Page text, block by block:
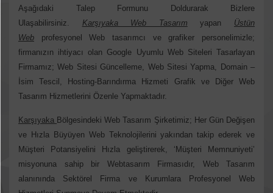
Aşağıdaki Talep Formunu Doldurarak Bizlere
Ulaşabilirsiniz. Karşıyaka Web Tasarım yapan Üstün
Web profesyonel Web tasarımcı ve grafiker personelimizle;
firmanızın ihtiyacı olan Google Uyumlu Web Siteleri Tasarlayan
Firmamız; Web Sitesi Güncelleme, Web Sitesi Yapma, Domain –
İsim Tescil, Hosting-Barındırma Hizmeti Grafik ve Diğer Web
Tasarım Hizmetlerini Özenle Yapmaktadır.
Karşıyaka Bölgesindeki Web Tasarım Şirketimiz; Her Gün Değişen
ve Hızla Büyüyen Web Teknolojilerini yakından takip ederek ve
Müşteri Potansiyelini Hızla geliştirerek, ‘Müşteri Memnuniyeti’
misyonuna sahip bir Webtasarım Firmasıdır, Web Tasarım
alanınında Sektörel Firma ve Kurumlara Profesyonel Web